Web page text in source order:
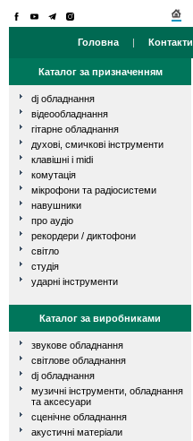
Головна | Контакти
Каталог за призначенням
dj обладнання
відеообладнання
гітарне обладнання
духові, смичкові інструменти
клавішні і midi
комутація
мікрофони та радіосистеми
навушники
про аудіо
рекордери / диктофони
світло
студія
ударні інструменти
Каталог за виробниками
звукове обладнання
світлове обладнання
dj обладнання
музичні інструменти, обладнання
та аксесуари
сценічне обладнання
акустичні матеріали